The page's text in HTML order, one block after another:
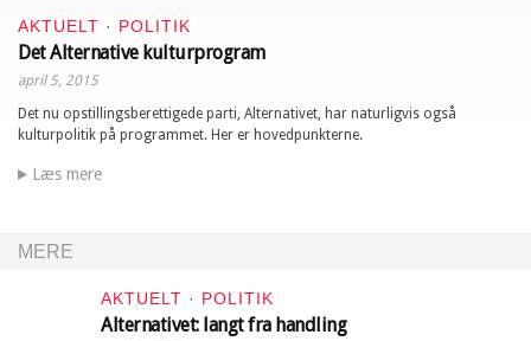
AKTUELT · POLITIK
Det Alternative kulturprogram
april 5, 2015
Det nu opstillingsberettigede parti, Alternativet, har naturligvis også
kulturpolitik på programmet. Her er hovedpunkterne.
Læs mere
MERE
AKTUELT · POLITIK
Alternativet: langt fra handling